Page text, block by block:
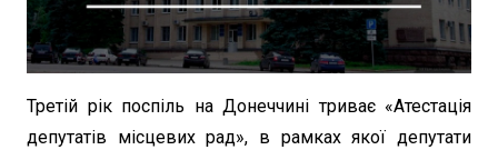
Третій рік поспіль на Донеччині триває «Атестація
депутатів місцевих рад», в рамках якої депутати